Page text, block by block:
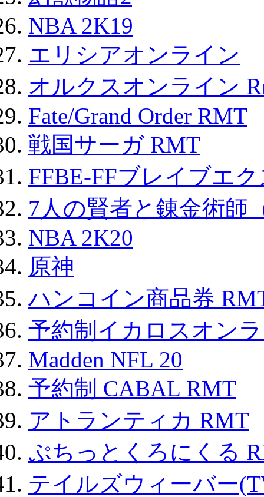
NBA 2K19
エリシアオンライン
オルクスオンライン
Fate/Grand Order RMT
戦国サーガ RMT
FFBE-FFブレイブエ
7人の賢者と錬金術師
NBA 2K20
原神
ハンコイン商品券
予約制イカロスオン
Madden NFL 20
予約制 CABAL RMT
アトランティカ RMT
ぷちっとくろにくる
テイルズウィーバー